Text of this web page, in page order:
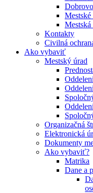
Mestské
Mestská
Kontakty
Civilná
Ako vybaviť
Mestský úrad
Organizačná
Elektronická
Dokumenty
Ako vybaviť?
Matrika
Dane a